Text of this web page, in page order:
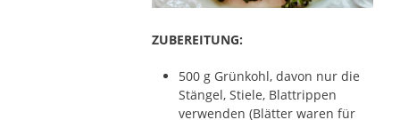
ZUBEREITUNG:
500 g Grünkohl, davon nur die
Stängel, Stiele, Blattrippen
verwenden (Blätter waren für